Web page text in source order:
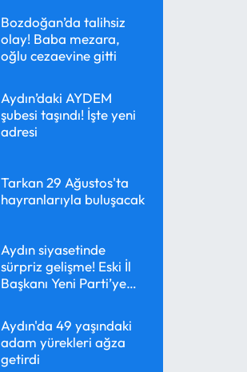
Bozdoğan’da talihsiz
olay! Baba mezara,
oğlu cezaevine gitti
Aydın’daki AYDEM
şubesi taşındı! İşte yeni
adresi
Tarkan 29 Ağustos'ta
hayranlarıyla buluşacak
Aydın siyasetinde
sürpriz gelişme! Eski İl
Başkanı Yeni Parti’ye
Aydın'da 49 yaşındaki
adam yürekleri ağza
getirdi